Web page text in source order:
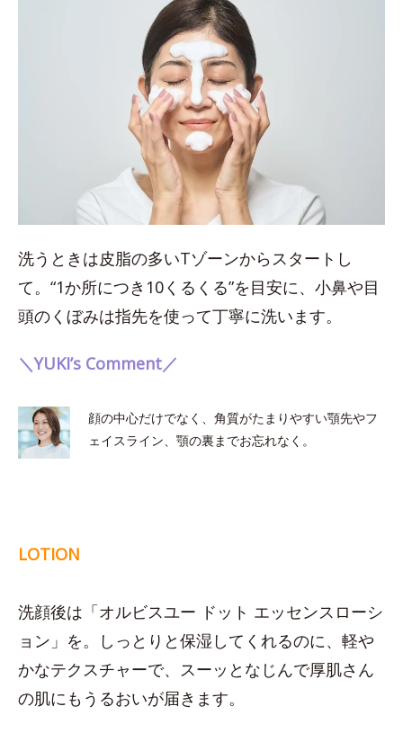
洗うときは皮脂の多いTゾーンからスタートし
て。“1か所につき10くるくる”を目安に、小鼻や目
頭のくぼみは指先を使って丁寧に洗います。
＼YUKI’s Comment／
顔の中心だけでなく、角質がたまりやすい顎先やフ
ェイスライン、顎の裏までお忘れなく。
LOTION
洗顔後は「オルビスユー ドット エッセンスローシ
ョン」を。しっとりと保湿してくれるのに、軽や
かなテクスチャーで、スーッとなじんで厚肌さん
の肌にもうるおいが届きます。